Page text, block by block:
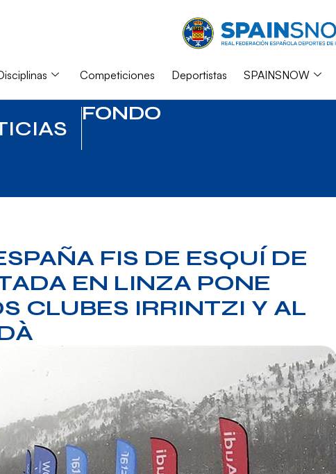
Competiciones Deportistas SPAINSNOW
FONDO
FIS DE ESQUÍ DE
EN LINZA PONE
CLUBES IRRINTZI Y AL